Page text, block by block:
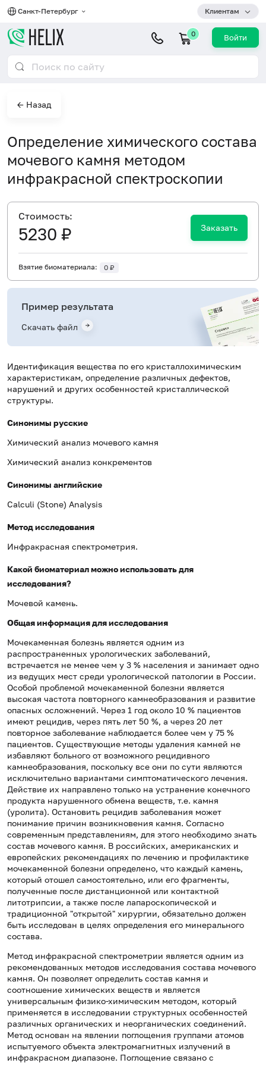
Санкт-Петербург Клиентам
0 Войти
← Назад
Определение химического состава
мочевого камня методом
инфракрасной спектроскопии
Идентификация вещества по его кристаллохимическим
характеристикам, определение различных дефектов,
нарушений и других особенностей кристаллической
структуры.
Синонимы русские
Химический анализ мочевого камня
Химический анализ конкрементов
Синонимы английские
Calculi (Stone) Analysis
Метод исследования
Инфракрасная спектрометрия.
Какой биоматериал можно использовать для
исследования?
Мочевой камень.
Общая информация для исследования
Мочекаменная болезнь является одним из
распространенных урологических заболеваний,
встречается не менее чем у 3 % населения и занимает одно
из ведущих мест среди урологической патологии в России.
Особой проблемой мочекаменной болезни является
высокая частота повторного камнеобразования и развитие
опасных осложнений. Через 1 год около 10 % пациентов
имеют рецидив, через пять лет 50 %, а через 20 лет
повторное заболевание наблюдается более чем у 75 %
пациентов. Существующие методы удаления камней не
избавляют больного от возможного рецидивного
камнеобразования, поскольку все они по сути являются
исключительно вариантами симптоматического лечения.
Действие их направлено только на устранение конечного
продукта нарушенного обмена веществ, т.е. камня
(уролита). Остановить рецидив заболевания может
понимание причин возникновения камня. Согласно
современным представлениям, для этого необходимо знать
состав мочевого камня. В российских, американских и
европейских рекомендациях по лечению и профилактике
мочекаменной болезни определено, что каждый камень,
который отошел самостоятельно, или его фрагменты,
полученные после дистанционной или контактной
литотрипсии, а также после лапароскопической и
традиционной "открытой" хирургии, обязательно должен
быть исследован в целях определения его минерального
состава.
Метод инфракрасной спектрометрии является одним из
рекомендованных методов исследования состава мочевого
камня. Он позволяет определить состав камня и
соотношение химических веществ и является
универсальным физико-химическим методом, который
применяется в исследовании структурных особенностей
различных органических и неорганических соединений.
Метод основан на явлении поглощения группами атомов
испытуемого объекта электромагнитных излучений в
инфракрасном диапазоне. Поглощение связано с
Cтоимость:
5230 ₽ Заказать
Взятие биоматериала: 0 ₽
Пример результата
Скачать файл